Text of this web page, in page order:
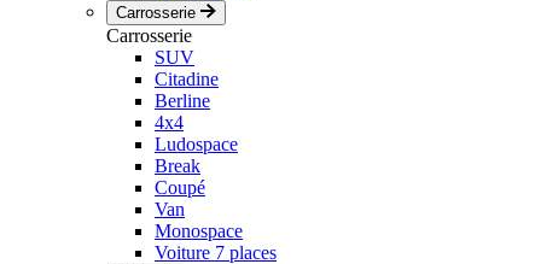
Carrosserie
Carrosserie
SUV
Citadine
Berline
4x4
Ludospace
Break
Coupé
Van
Monospace
Voiture 7 places